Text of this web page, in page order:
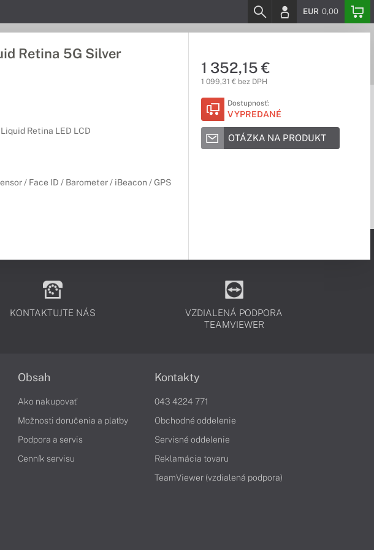
EUR 0,00
Retina 5G Silver
Retina LED LCD
/ Face ID / Barometer / iBeacon / GPS
1 352,15 €
1 099,31 € bez DPH
Dostupnosť:
VYPREDANÉ
OTÁZKA NA PRODUKT
KONTAKTUJTE NÁS
VZDIALENÁ PODPORA
TEAMVIEWER
Obsah
Ako nakupovať
Možnosti doručenia a platby
Podpora a servis
Cenník servisu
Kontakty
043 4224 771
Obchodné oddelenie
Servisné oddelenie
Reklamácia tovaru
TeamViewer (vzdialená podpora)